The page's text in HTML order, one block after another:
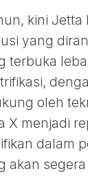
kini
yang
terbuka
oleh
X menjadi
dalam
akan